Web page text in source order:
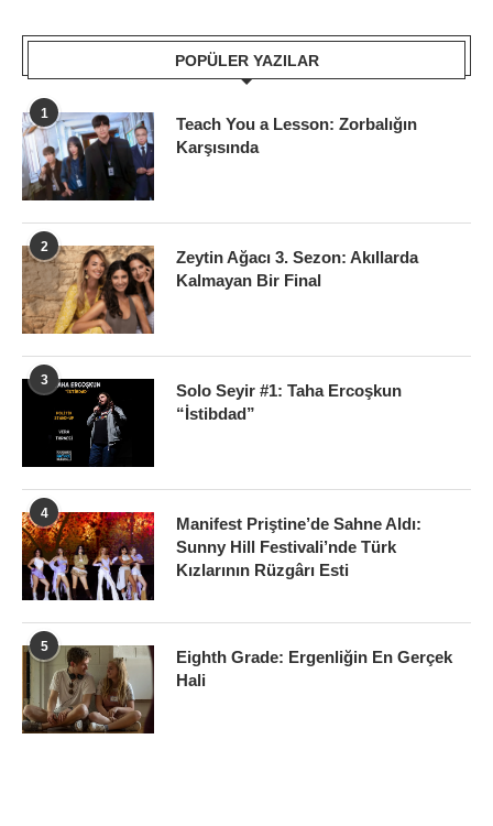
POPÜLER YAZILAR
1
Teach You a Lesson: Zorbalığın
Karşısında
2
Zeytin Ağacı 3. Sezon: Akıllarda
Kalmayan Bir Final
3
Solo Seyir #1: Taha Ercoşkun
“İstibdad”
4
Manifest Priştine’de Sahne Aldı:
Sunny Hill Festivali’nde Türk
Kızlarının Rüzgârı Esti
5
Eighth Grade: Ergenliğin En Gerçek
Hali